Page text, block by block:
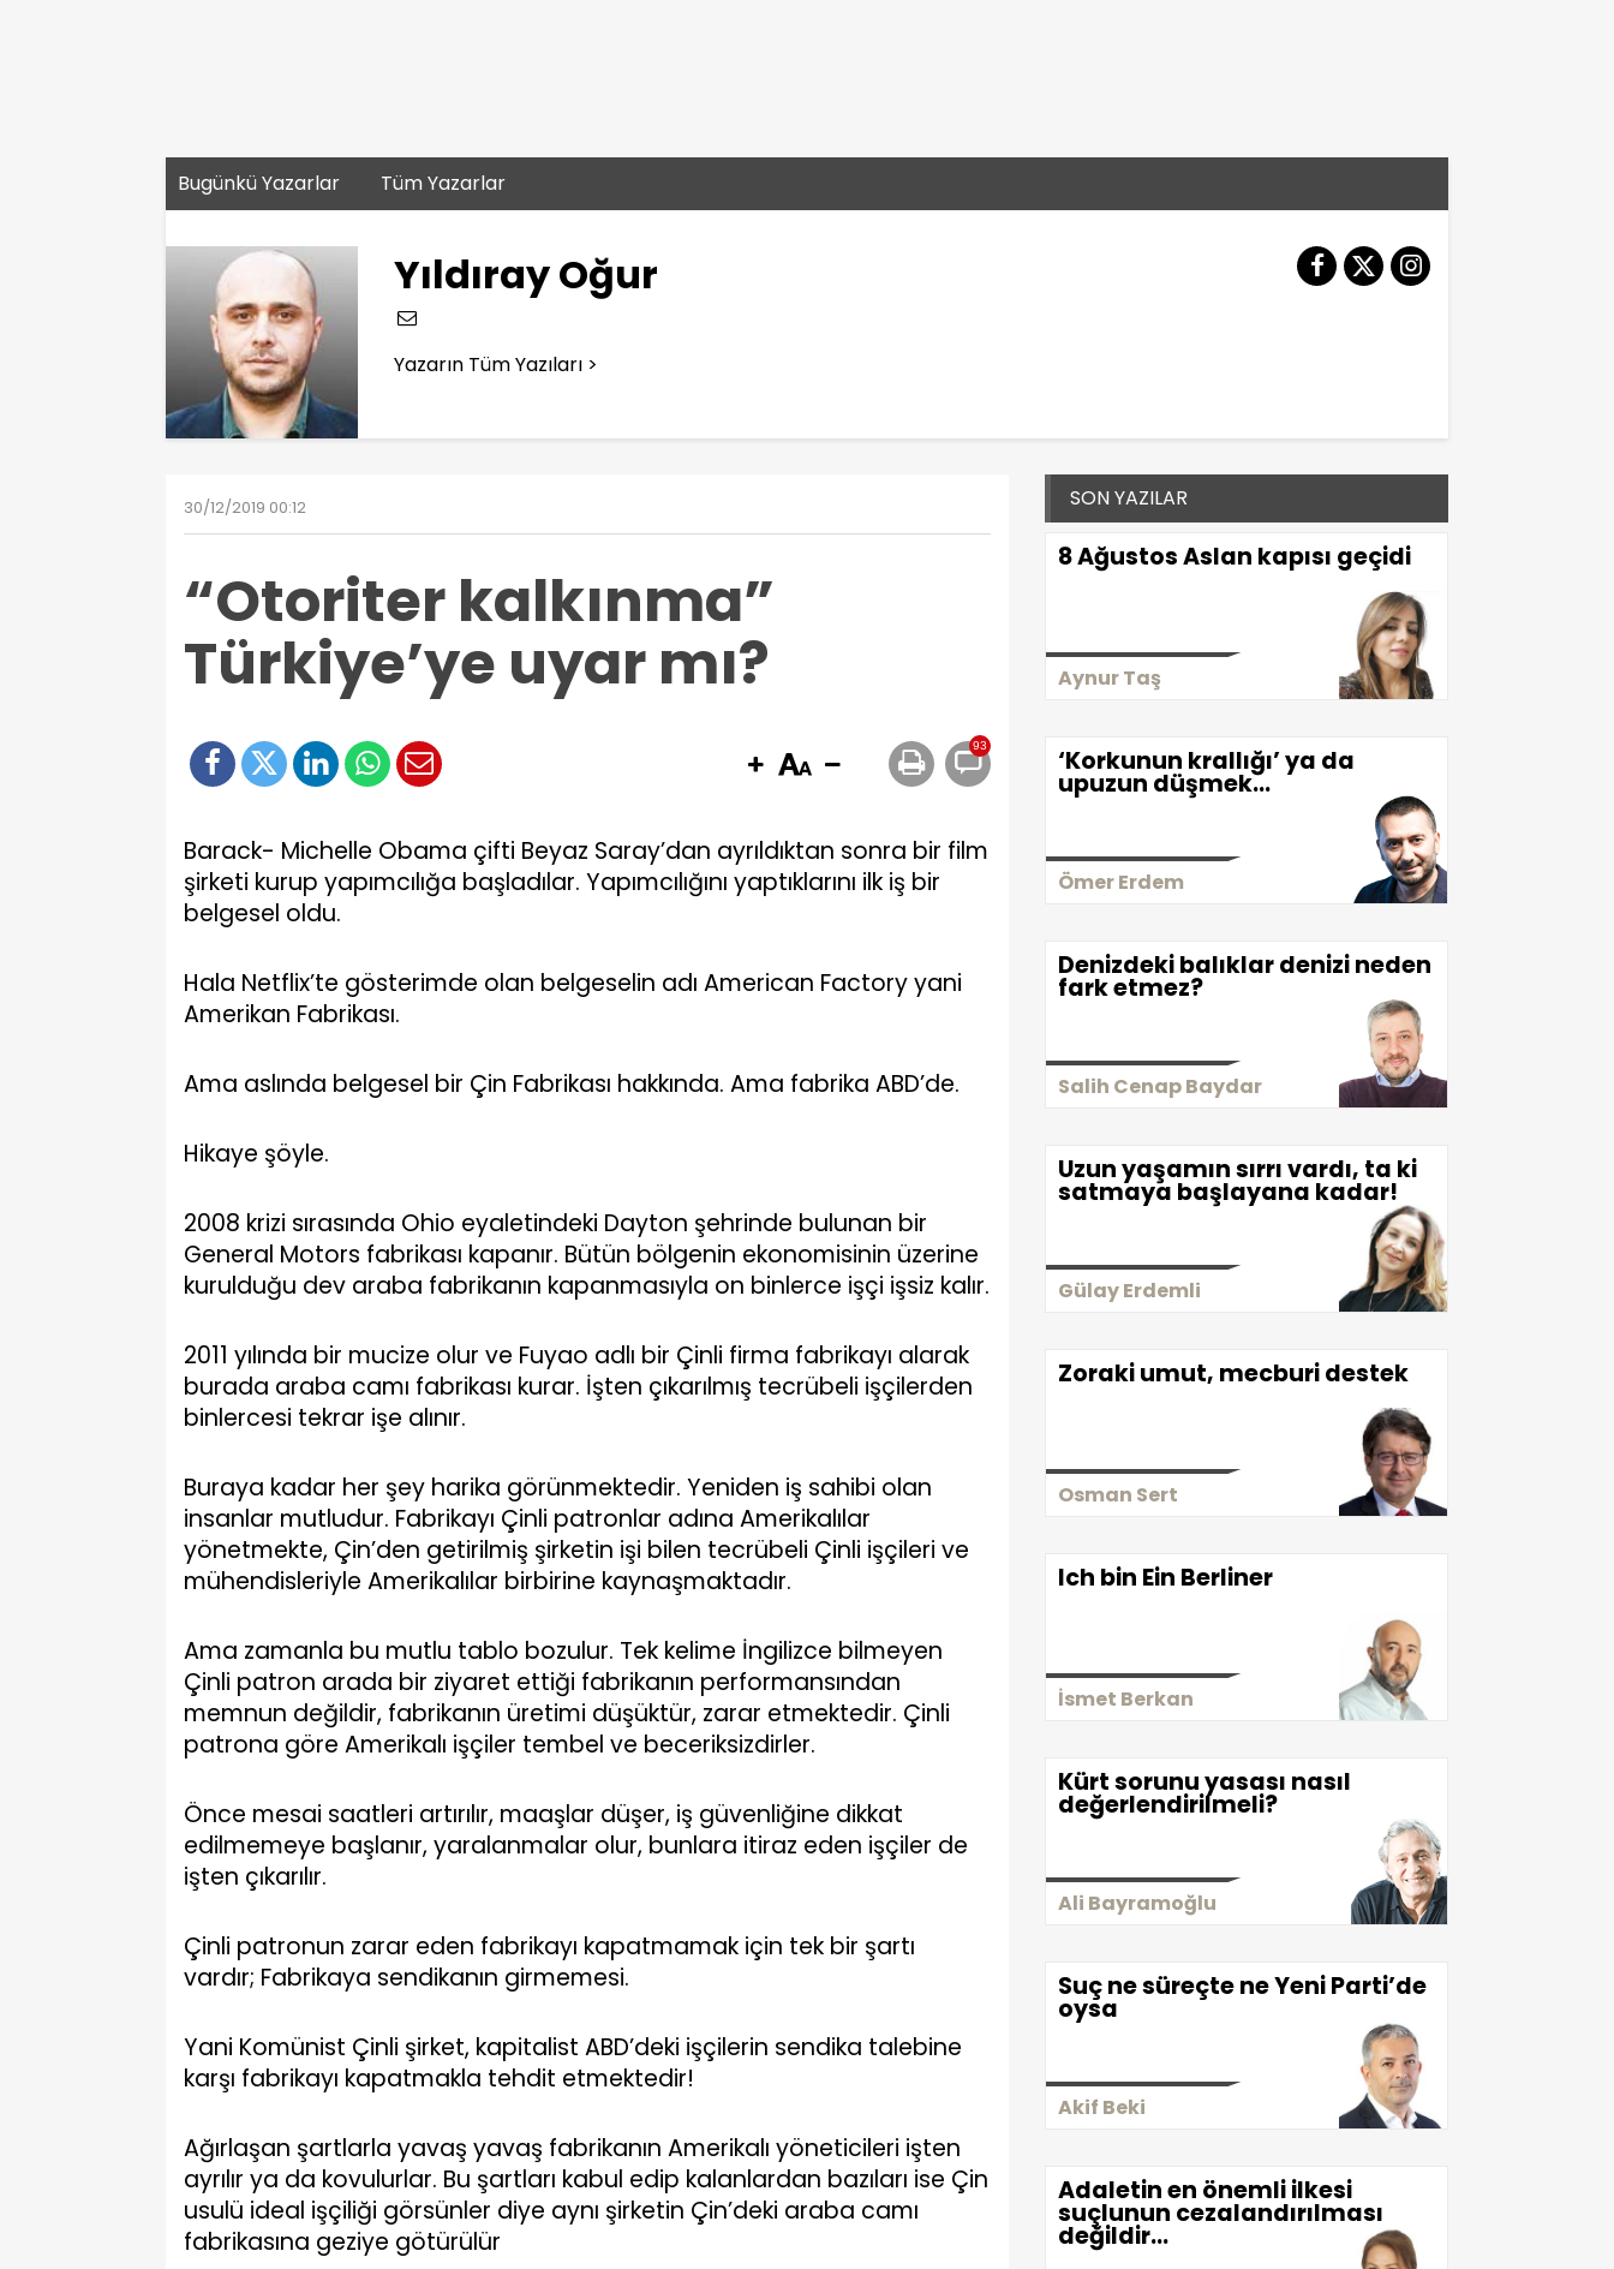
Bugünkü Yazarlar Tüm Yazarlar
Yıldıray Oğur
Yazarın Tüm Yazıları >
30/12/2019 00:12
“Otoriter kalkınma”
Türkiye’ye uyar mı?
93
Barack- Michelle Obama çifti Beyaz Saray’dan ayrıldıktan sonra bir film
şirketi kurup yapımcılığa başladılar. Yapımcılığını yaptıklarını ilk iş bir
belgesel oldu.
Hala Netflix’te gösterimde olan belgeselin adı American Factory yani
Amerikan Fabrikası.
Ama aslında belgesel bir Çin Fabrikası hakkında. Ama fabrika ABD’de.
Hikaye şöyle.
2008 krizi sırasında Ohio eyaletindeki Dayton şehrinde bulunan bir
General Motors fabrikası kapanır. Bütün bölgenin ekonomisinin üzerine
kurulduğu dev araba fabrikanın kapanmasıyla on binlerce işçi işsiz kalır.
2011 yılında bir mucize olur ve Fuyao adlı bir Çinli firma fabrikayı alarak
burada araba camı fabrikası kurar. İşten çıkarılmış tecrübeli işçilerden
binlercesi tekrar işe alınır.
Buraya kadar her şey harika görünmektedir. Yeniden iş sahibi olan
insanlar mutludur. Fabrikayı Çinli patronlar adına Amerikalılar
yönetmekte, Çin’den getirilmiş şirketin işi bilen tecrübeli Çinli işçileri ve
mühendisleriyle Amerikalılar birbirine kaynaşmaktadır.
Ama zamanla bu mutlu tablo bozulur. Tek kelime İngilizce bilmeyen
Çinli patron arada bir ziyaret ettiği fabrikanın performansından
memnun değildir, fabrikanın üretimi düşüktür, zarar etmektedir. Çinli
patrona göre Amerikalı işçiler tembel ve beceriksizdirler.
Önce mesai saatleri artırılır, maaşlar düşer, iş güvenliğine dikkat
edilmemeye başlanır, yaralanmalar olur, bunlara itiraz eden işçiler de
işten çıkarılır.
Çinli patronun zarar eden fabrikayı kapatmamak için tek bir şartı
vardır; Fabrikaya sendikanın girmemesi.
Yani Komünist Çinli şirket, kapitalist ABD’deki işçilerin sendika talebine
karşı fabrikayı kapatmakla tehdit etmektedir!
Ağırlaşan şartlarla yavaş yavaş fabrikanın Amerikalı yöneticileri işten
ayrılır ya da kovulurlar. Bu şartları kabul edip kalanlardan bazıları ise Çin
usulü ideal işçiliği görsünler diye aynı şirketin Çin’deki araba camı
fabrikasına geziye götürülür
SON YAZILAR
8 Ağustos Aslan kapısı geçidi
Aynur Taş
‘Korkunun krallığı’ ya da
upuzun düşmek…
Ömer Erdem
Denizdeki balıklar denizi neden
fark etmez?
Salih Cenap Baydar
Uzun yaşamın sırrı vardı, ta ki
satmaya başlayana kadar!
Gülay Erdemli
Zoraki umut, mecburi destek
Osman Sert
Ich bin Ein Berliner
İsmet Berkan
Kürt sorunu yasası nasıl
değerlendirilmeli?
Ali Bayramoğlu
Suç ne süreçte ne Yeni Parti’de
oysa
Akif Beki
Adaletin en önemli ilkesi
suçlunun cezalandırılması
değildir...